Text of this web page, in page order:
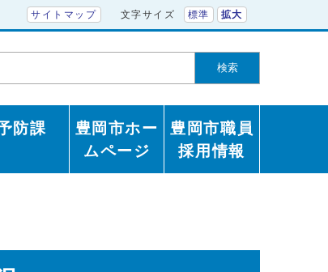
サイトマップ 文字サイズ 標準 拡大
検索
防課
豊岡市ホー
ムページ
豊岡市職員
採用情報